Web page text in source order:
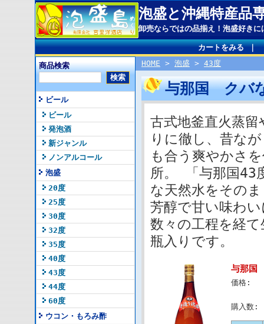
泡盛と沖縄特産
卸売ならではの品揃え！泡盛好き
カートをみる｜
商品検索
ビール
ビール
発泡酒
新ジャンル
ノンアルコール
泡盛
20度
25度
30度
32度
35度
40度
43度
44度
60度
ウコン・もろみ酢
HOME > 泡盛 > 43度
与那国 クバ
古式地釜直火蒸
りに徹し、昔な
も合う爽やかさ
所。 「与那国43
な天然水をその
芳醇で甘い味わ
数々の工程を経
瓶入りです。
与那
価格:
購入数: